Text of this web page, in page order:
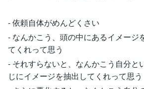
- 依頼自体がめんどくさい
- なんかこう、頭の中にあるイメージ
てくれって思う
- それすらないと、なんかこう自分と
じにイメージを抽出してくれって思う